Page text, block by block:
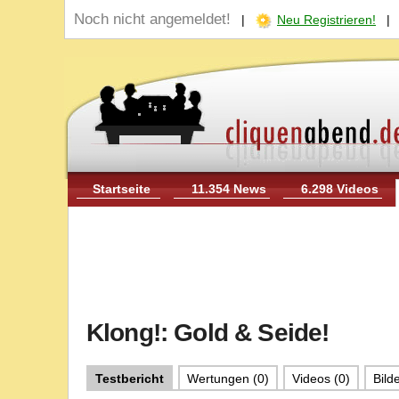
Noch nicht angemeldet! | Neu Registrieren!
Startseite 11.354 News 6.298 Videos
Klong!: Gold & Seide!
Testbericht Wertungen (0) Videos (0)